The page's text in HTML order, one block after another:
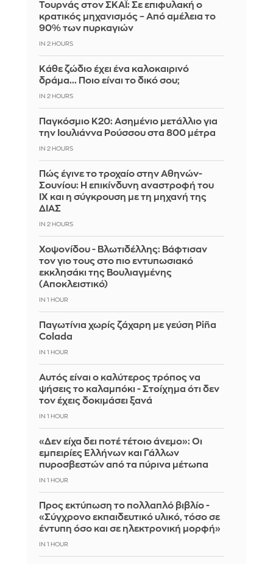
Τουρνάς στον ΣΚΑΪ: Σε επιφυλακή ο
κρατικός μηχανισμός – Από αμέλεια το
90% των πυρκαγιών
IN 2 HOURS
Κάθε ζώδιο έχει ένα καλοκαιρινό
δράμα... Ποιο είναι το δικό σου;
IN 2 HOURS
Παγκόσμιο Κ20: Ασημένιο μετάλλιο για
την Ιουλιάννα Ρούσσου στα 800 μέτρα
IN 2 HOURS
Πώς έγινε το τροχαίο στην Αθηνών-
Σουνίου: Η επικίνδυνη αναστροφή του
ΙΧ και η σύγκρουση με τη μηχανή της
ΔΙΑΣ
IN 2 HOURS
Χοψονίδου - Βλωτιδέλλης: Βάφτισαν
τον γιο τους στο πιο εντυπωσιακό
εκκλησάκι της Βουλιαγμένης
(Αποκλειστικό)
IN 1 HOUR
Παγωτίνια χωρίς ζάχαρη με γεύση Piña
Colada
IN 1 HOUR
Αυτός είναι ο καλύτερος τρόπος να
ψήσεις το καλαμπόκι - Στοίχημα ότι δεν
τον έχεις δοκιμάσει ξανά
IN 1 HOUR
«Δεν είχα δει ποτέ τέτοιο άνεμο»: Οι
εμπειρίες Ελλήνων και Γάλλων
πυροσβεστών από τα πύρινα μέτωπα
IN 1 HOUR
Προς εκτύπωση το πολλαπλό βιβλίο -
«Σύγχρονο εκπαιδευτικό υλικό, τόσο σε
έντυπη όσο και σε ηλεκτρονική μορφή»
IN 1 HOUR